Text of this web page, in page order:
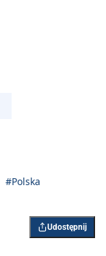
#Polska
Udostępnij